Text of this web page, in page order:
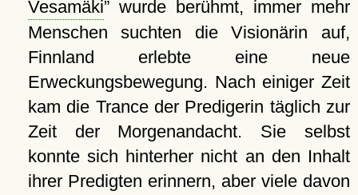
Vesamäki wurde berühmt, immer mehr
Menschen suchten die Visionärin auf,
Finnland erlebte eine neue
Erweckungsbewegung. Nach einiger Zeit
kam die Trance der Predigerin täglich zur
Zeit der Morgenandacht. Sie selbst
konnte sich hinterher nicht an den Inhalt
ihrer Predigten erinnern, aber viele davon